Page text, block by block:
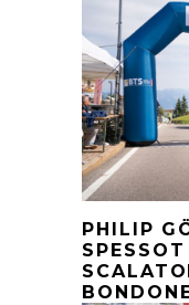
PHILIP
SPESSOT